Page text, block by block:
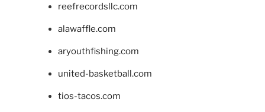
reefrecordsllc.com
alawaffle.com
aryouthfishing.com
united-basketball.com
tios-tacos.com